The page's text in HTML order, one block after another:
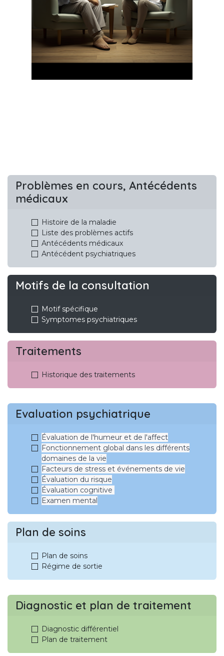
Problèmes en cours, Antécédents
médicaux
Histoire de la maladie
Liste des problèmes actifs
Antécédents médicaux
Antécédent psychiatriques
Motifs de la consultation
Motif spécifique
Symptomes psychiatriques
Traitements
Historique des traitements
Evaluation psychiatrique
Évaluation de l'humeur et de l'affect
Fonctionnement global dans les différents
domaines de la vie
Facteurs de stress et événements de vie
Évaluation du risque
Évaluation cognitive
Examen mental
Plan de soins
Plan de soins
Régime de sortie
Diagnostic et plan de traitement
Diagnostic différentiel
Plan de traitement